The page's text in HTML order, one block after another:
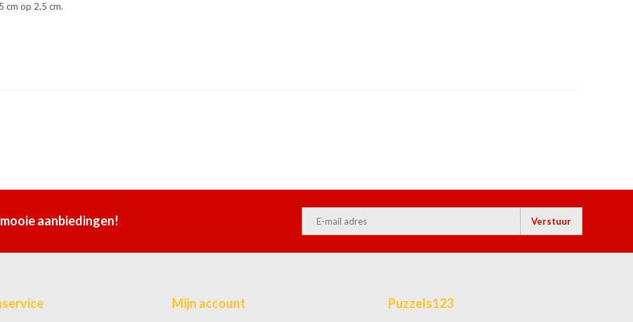
cm op 2,5 cm.
aanbiedingen! Verstuur
Mijn account Puzzels123